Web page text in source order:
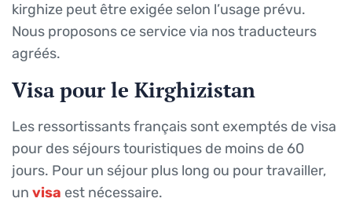
kirghize peut être exigée selon l’usage prévu.
Nous proposons ce service via nos traducteurs
agréés.
Visa pour le Kirghizistan
Les ressortissants français sont exemptés de visa
pour des séjours touristiques de moins de 60
jours. Pour un séjour plus long ou pour travailler,
un visa est nécessaire.